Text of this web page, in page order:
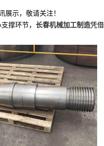
示，敬请关注！
撑环节， 长春机械加工制造凭